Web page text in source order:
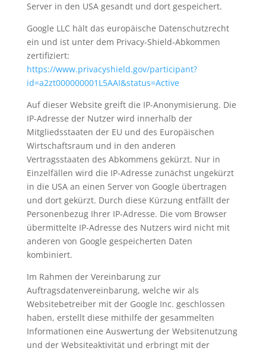
Server in den USA gesandt und dort gespeichert.
Google LLC hält das europäische Datenschutzrecht
ein und ist unter dem Privacy-Shield-Abkommen
zertifiziert:
https://www.privacyshield.gov/participant?
id=a2zt000000001L5AAI&status=Active
Auf dieser Website greift die IP-Anonymisierung. Die
IP-Adresse der Nutzer wird innerhalb der
Mitgliedsstaaten der EU und des Europäischen
Wirtschaftsraum und in den anderen
Vertragsstaaten des Abkommens gekürzt. Nur in
Einzelfällen wird die IP-Adresse zunächst ungekürzt
in die USA an einen Server von Google übertragen
und dort gekürzt. Durch diese Kürzung entfällt der
Personenbezug Ihrer IP-Adresse. Die vom Browser
übermittelte IP-Adresse des Nutzers wird nicht mit
anderen von Google gespeicherten Daten
kombiniert.
Im Rahmen der Vereinbarung zur
Auftragsdatenvereinbarung, welche wir als
Websitebetreiber mit der Google Inc. geschlossen
haben, erstellt diese mithilfe der gesammelten
Informationen eine Auswertung der Websitenutzung
und der Websiteaktivität und erbringt mit der